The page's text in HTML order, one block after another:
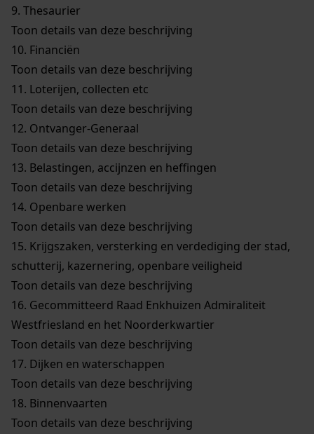
9. Thesaurier
Toon details van deze beschrijving
10. Financiën
Toon details van deze beschrijving
11. Loterijen, collecten etc
Toon details van deze beschrijving
12. Ontvanger-Generaal
Toon details van deze beschrijving
13. Belastingen, accijnzen en heffingen
Toon details van deze beschrijving
14. Openbare werken
Toon details van deze beschrijving
15. Krijgszaken, versterking en verdediging der stad,
schutterij, kazernering, openbare veiligheid
Toon details van deze beschrijving
16. Gecommitteerd Raad Enkhuizen Admiraliteit
Westfriesland en het Noorderkwartier
Toon details van deze beschrijving
17. Dijken en waterschappen
Toon details van deze beschrijving
18. Binnenvaarten
Toon details van deze beschrijving